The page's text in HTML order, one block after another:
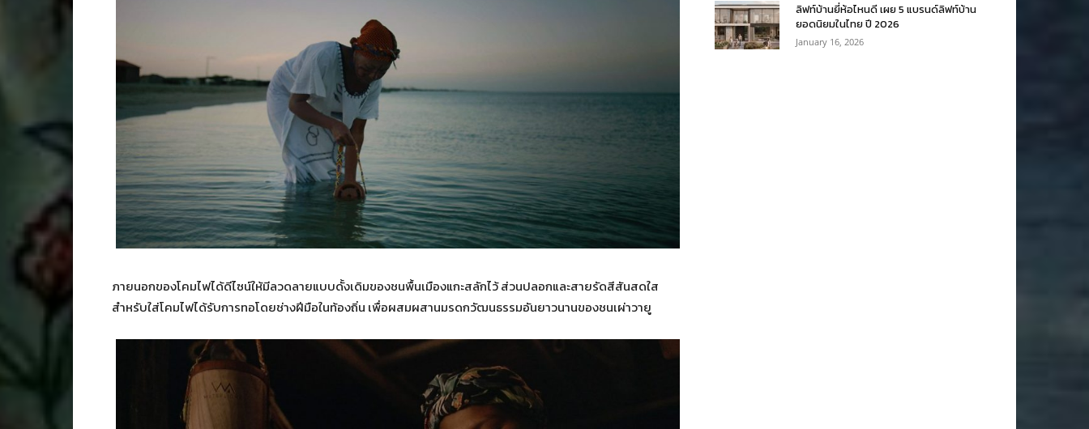
ภายนอกของโคมไฟได้ดีไซน์ให้มีลวดลายแบบดั้งเดิมของชนพื้นเมืองแกะสลักไว้ ส่วนปลอกและสายรัดสีสันสดใส
สำหรับใส่โคมไฟได้รับการทอโดยช่างฝีมือในท้องถิ่น เพื่อผสมผสานมรดกวัฒนธรรมอันยาวนานของชนเผ่าวายู
ลิฟท์บ้านยี่ห้อไหนดี เผย 5 แบรนด์ลิฟท์บ้าน
ยอดนิยมในไทย ปี 2026
January 16, 2026